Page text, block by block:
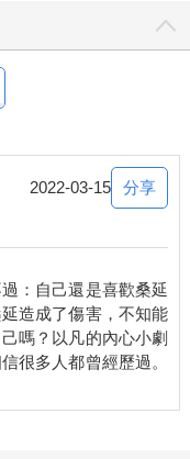
大拇指表情。
，又吐出一個字，
？」
個問題，但又覺得這個
尬的境界，所以溫以
忍不住了。
絲地發酵，擴散開
的話就如同潑出來的
視線卻平和地放在他
2022-03-15 分享
：自己還是喜歡桑延
造成了傷害，不知能
嗎？以凡的內心小劇
很多人都曾經歷過。